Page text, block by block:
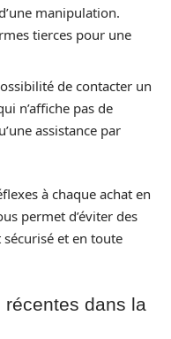
manipulation.
tierces pour une
de contacter un
n’affiche pas de
assistance par
à chaque achat en
permet d’éviter des
et en toute
dans la